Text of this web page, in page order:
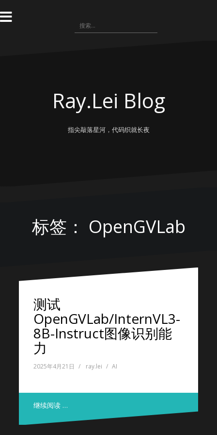
转
到
搜
索：
Ray.Lei Blog
指尖敲落星河，代码织就长夜
标签： OpenGVLab
测试
OpenGVLab/InternVL3-
8B-Instruct图像识别能
力
2025年4月21日 ray.lei AI
继续阅读 …